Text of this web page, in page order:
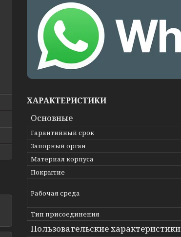
ХАРАКТЕРИСТИКИ
Основные
Гарантийный срок
Запорный орган
Материал корпуса
Покрытие
Рабочая среда
Тип присоединения
Пользовательские характеристики